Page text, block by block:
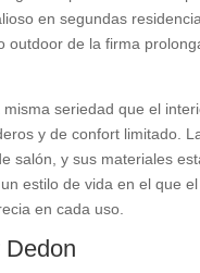
en segundas
de la firma
seriedad que el
y de confort limitado.
salón, y sus materiales
estilo de vida en el que
en cada uso.